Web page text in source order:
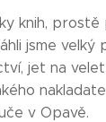
knih,
jsme velký
jet na
v Opavě.